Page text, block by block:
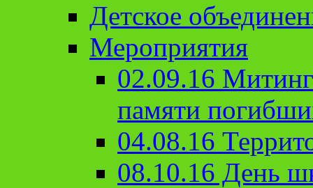
Детское
Мероприятия
02.09.16
памяти
04.08.16
08.10.16 День